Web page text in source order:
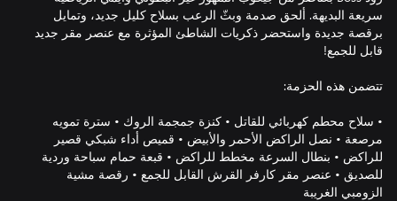
سريعة البديهة. ألحق صدمة وبثّ الرعب بسلاح كليل جديد، وتمايل
برقصة جديدة واستحضر ذكريات الشاطئ المؤثرة مع عنصر مقر جديد
• سلاح محطم كهربائي للقاتل • كنزة جمجمة الروك • سترة تمويه
مرصعة • نصل الراكض الأحمر والأبيض • قميص أداء شبكي قصير
للراكض • بنطال السرعة مخطط للراكض • قبعة حمام سباحة وردية
للصديق • عنصر مقر كارفر القرش القابل للجمع • رقصة مشية
الزومبي الغريبة